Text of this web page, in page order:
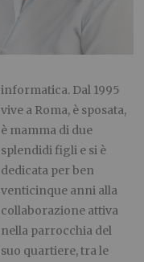
informatica. Dal 1995
vive a Roma, è sposata,
è mamma di due
splendidi figli e si è
dedicata per ben
venticinque anni alla
collaborazione attiva
nella parrocchia del
suo quartiere, tra le